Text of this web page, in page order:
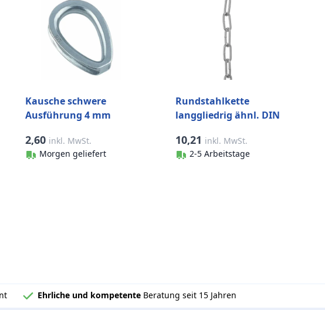
Kausche schwere
Ausführung 4 mm
2,60 inkl. MwSt.
Morgen geliefert
Rundstahlkette
langgliedrig ähnl. DIN
Edelstahl-316 (A4)
10,21 inkl. MwSt.
2-5 Arbeitstage
Ehrliche und kompetente Beratung seit 15 Jahren